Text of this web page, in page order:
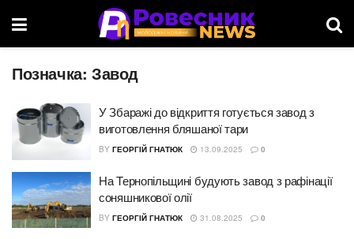
Позначка: Завод
У Збаражі до відкриття готується завод з
виготовлення бляшаної тари
BY ГЕОРГІЙ ГНАТЮК 13.09.2025 0
На Тернопільщині будують завод з рафінації
соняшникової олії
BY ГЕОРГІЙ ГНАТЮК 31.08.2025 0